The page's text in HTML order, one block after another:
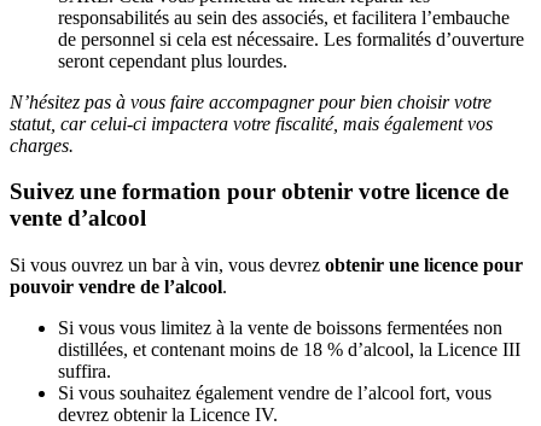
responsabilités au sein des associés, et facilitera l’embauche
de personnel si cela est nécessaire. Les formalités d’ouverture
seront cependant plus lourdes.
N’hésitez pas à vous faire accompagner pour bien choisir votre
statut, car celui-ci impactera votre fiscalité, mais également vos
charges.
Suivez une formation pour obtenir votre licence de
vente d’alcool
Si vous ouvrez un bar à vin, vous devrez obtenir une licence pour
pouvoir vendre de l’alcool.
Si vous vous limitez à la vente de boissons fermentées non
distillées, et contenant moins de 18 % d’alcool, la Licence III
suffira.
Si vous souhaitez également vendre de l’alcool fort, vous
devrez obtenir la Licence IV.